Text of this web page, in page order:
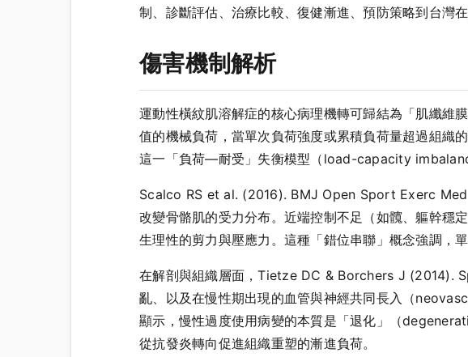
制、診斷評估、治療比較、復健漸進、預防策略到台灣
傷害機制解析
運動性橫紋肌溶解症的核心病理機轉可歸結為「肌纖維
值的機械負荷，當單次負荷強度或累積負荷量超過組織
這一「負荷—耐受」失衡模型（load-capacity
Scalco RS et al. (2016). BMJ Open Sport Exerc Med
改變骨骼肌的受力分布。近端控制不足（如髖、軀幹穩
生理性的剪力與壓應力。這種「錯位串聯」概念強調，
在解剖與組織層面，Tietze DC & Borchers J (2014).
亂、以及在慢性期出現的血管與神經共同長入（
顯示，慢性過度使用病變的本質是「退化」（
從抗發炎轉向促進組織重塑的漸進負荷。